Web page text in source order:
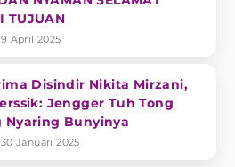
TUJUAN
9 April 2025
Disindir Nikita Mirzani,
Jengger Tuh Tong
Nyaring Bunyinya
30 Januari 2025